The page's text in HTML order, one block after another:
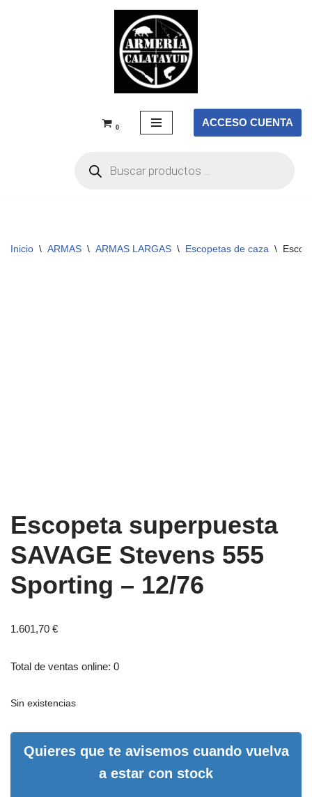
0 ACCESO CUENTA
Inicio \ ARMAS \ ARMAS LARGAS \ Escopetas de caza \
Escopeta superpuesta
SAVAGE Stevens 555
Sporting – 12/76
1.601,70 €
Total de ventas online: 0
Sin existencias
Quieres que te avisemos cuando vuelva
a estar con stock